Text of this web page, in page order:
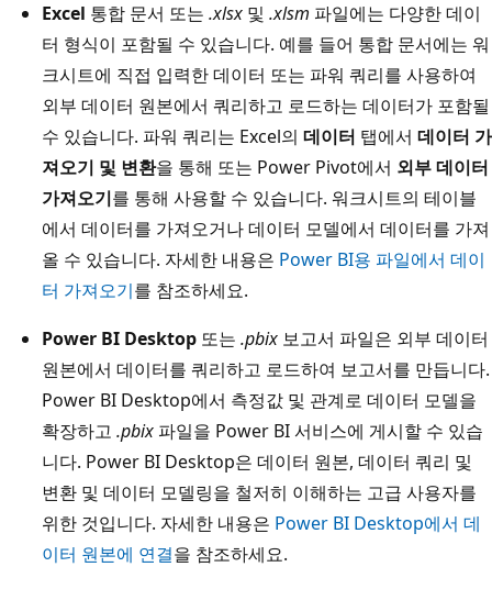
Excel 통합 문서 또는 .xlsx 및 .xlsm 파일에는 다양한 데이
터 형식이 포함될 수 있습니다. 예를 들어 통합 문서에는 워
크시트에 직접 입력한 데이터 또는 파워 쿼리를 사용하여
외부 데이터 원본에서 쿼리하고 로드하는 데이터가 포함될
수 있습니다. 파워 쿼리는 Excel의 데이터 탭에서 데이터 가
져오기 및 변환을 통해 또는 Power Pivot에서 외부 데이터
가져오기를 통해 사용할 수 있습니다. 워크시트의 테이블
에서 데이터를 가져오거나 데이터 모델에서 데이터를 가져
올 수 있습니다. 자세한 내용은 Power BI용 파일에서 데이
터 가져오기를 참조하세요.
Power BI Desktop 또는 .pbix 보고서 파일은 외부 데이터
원본에서 데이터를 쿼리하고 로드하여 보고서를 만듭니다.
Power BI Desktop에서 측정값 및 관계로 데이터 모델을
확장하고 .pbix 파일을 Power BI 서비스에 게시할 수 있습
니다. Power BI Desktop은 데이터 원본, 데이터 쿼리 및
변환 및 데이터 모델링을 철저히 이해하는 고급 사용자를
위한 것입니다. 자세한 내용은 Power BI Desktop에서 데
이터 원본에 연결을 참조하세요.